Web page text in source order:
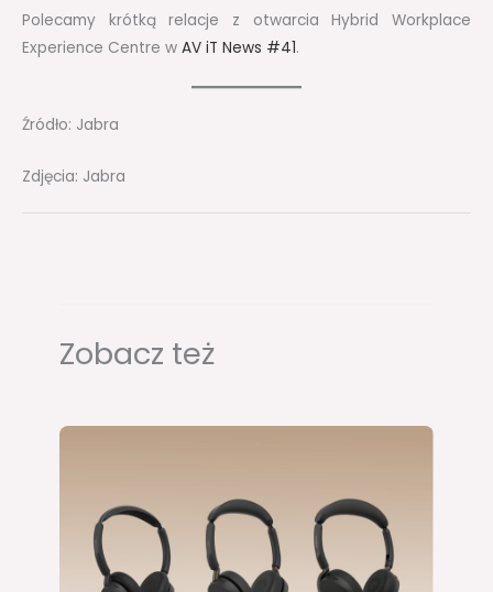
Polecamy krótką relacje z otwarcia Hybrid Workplace
Experience Centre w AV iT News #41.
Źródło: Jabra
Zdjęcia: Jabra
Zobacz też